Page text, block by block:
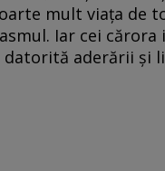
mult viaţa de
Iar cei
aderării şi